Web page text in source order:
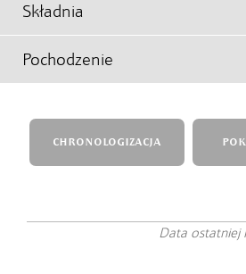
Składnia
Pochodzenie
CHRONOLOGIZACJA
Data ostatniej